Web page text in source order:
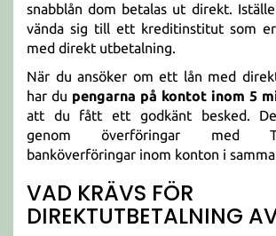
snabblån dom betalas ut direkt.
vända sig till ett kreditinstitut som
med direkt utbetalning.
När du ansöker om ett lån med
har du pengarna på kontot inom 5
att du fått ett godkänt besked.
genom överföringar med
banköverföringar inom konton i
VAD KRÄVS FÖR
DIREKTUTBETALNING